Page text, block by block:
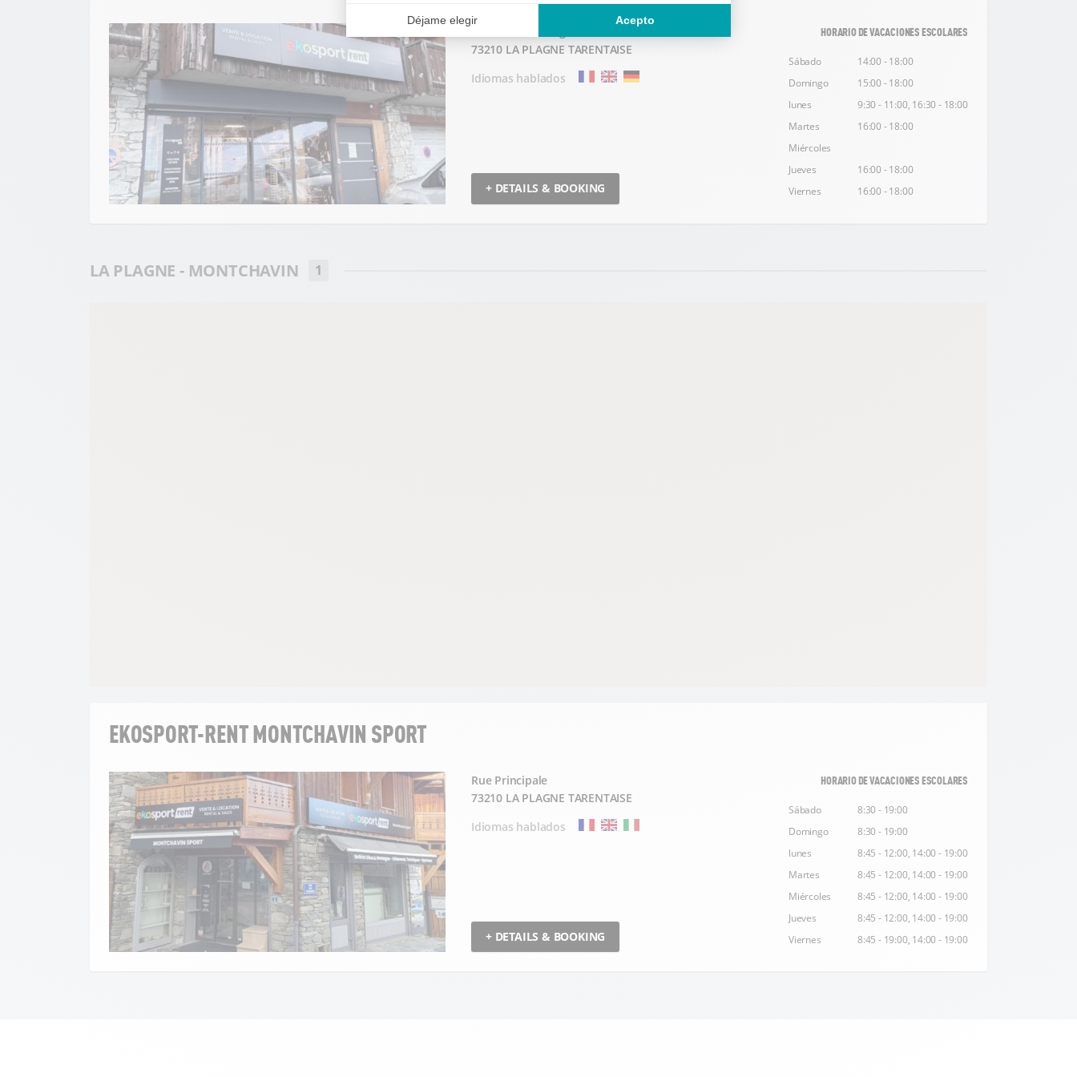
73210 LA PLAGNE TARENTAISE
Idiomas hablados
+ DETAILS & BOOKING
HORARIO DE VACACIONES ESCOLARES
Sábado
14:00 - 18:00
Domingo
15:00 - 18:00
lunes
9:30 - 11:00, 16:30 - 18:00
Martes
16:00 - 18:00
Miércoles
Jueves
16:00 - 18:00
Viernes
16:00 - 18:00
LA PLAGNE - MONTCHAVIN 1
EKOSPORT-RENT MONTCHAVIN SPORT
Rue Principale
73210 LA PLAGNE TARENTAISE
Idiomas hablados
+ DETAILS & BOOKING
HORARIO DE VACACIONES ESCOLARES
Sábado
8:30 - 19:00
Domingo
8:30 - 19:00
lunes
8:45 - 12:00, 14:00 - 19:00
Martes
8:45 - 12:00, 14:00 - 19:00
Miércoles
8:45 - 12:00, 14:00 - 19:00
Jueves
8:45 - 12:00, 14:00 - 19:00
Viernes
8:45 - 19:00, 14:00 - 19:00